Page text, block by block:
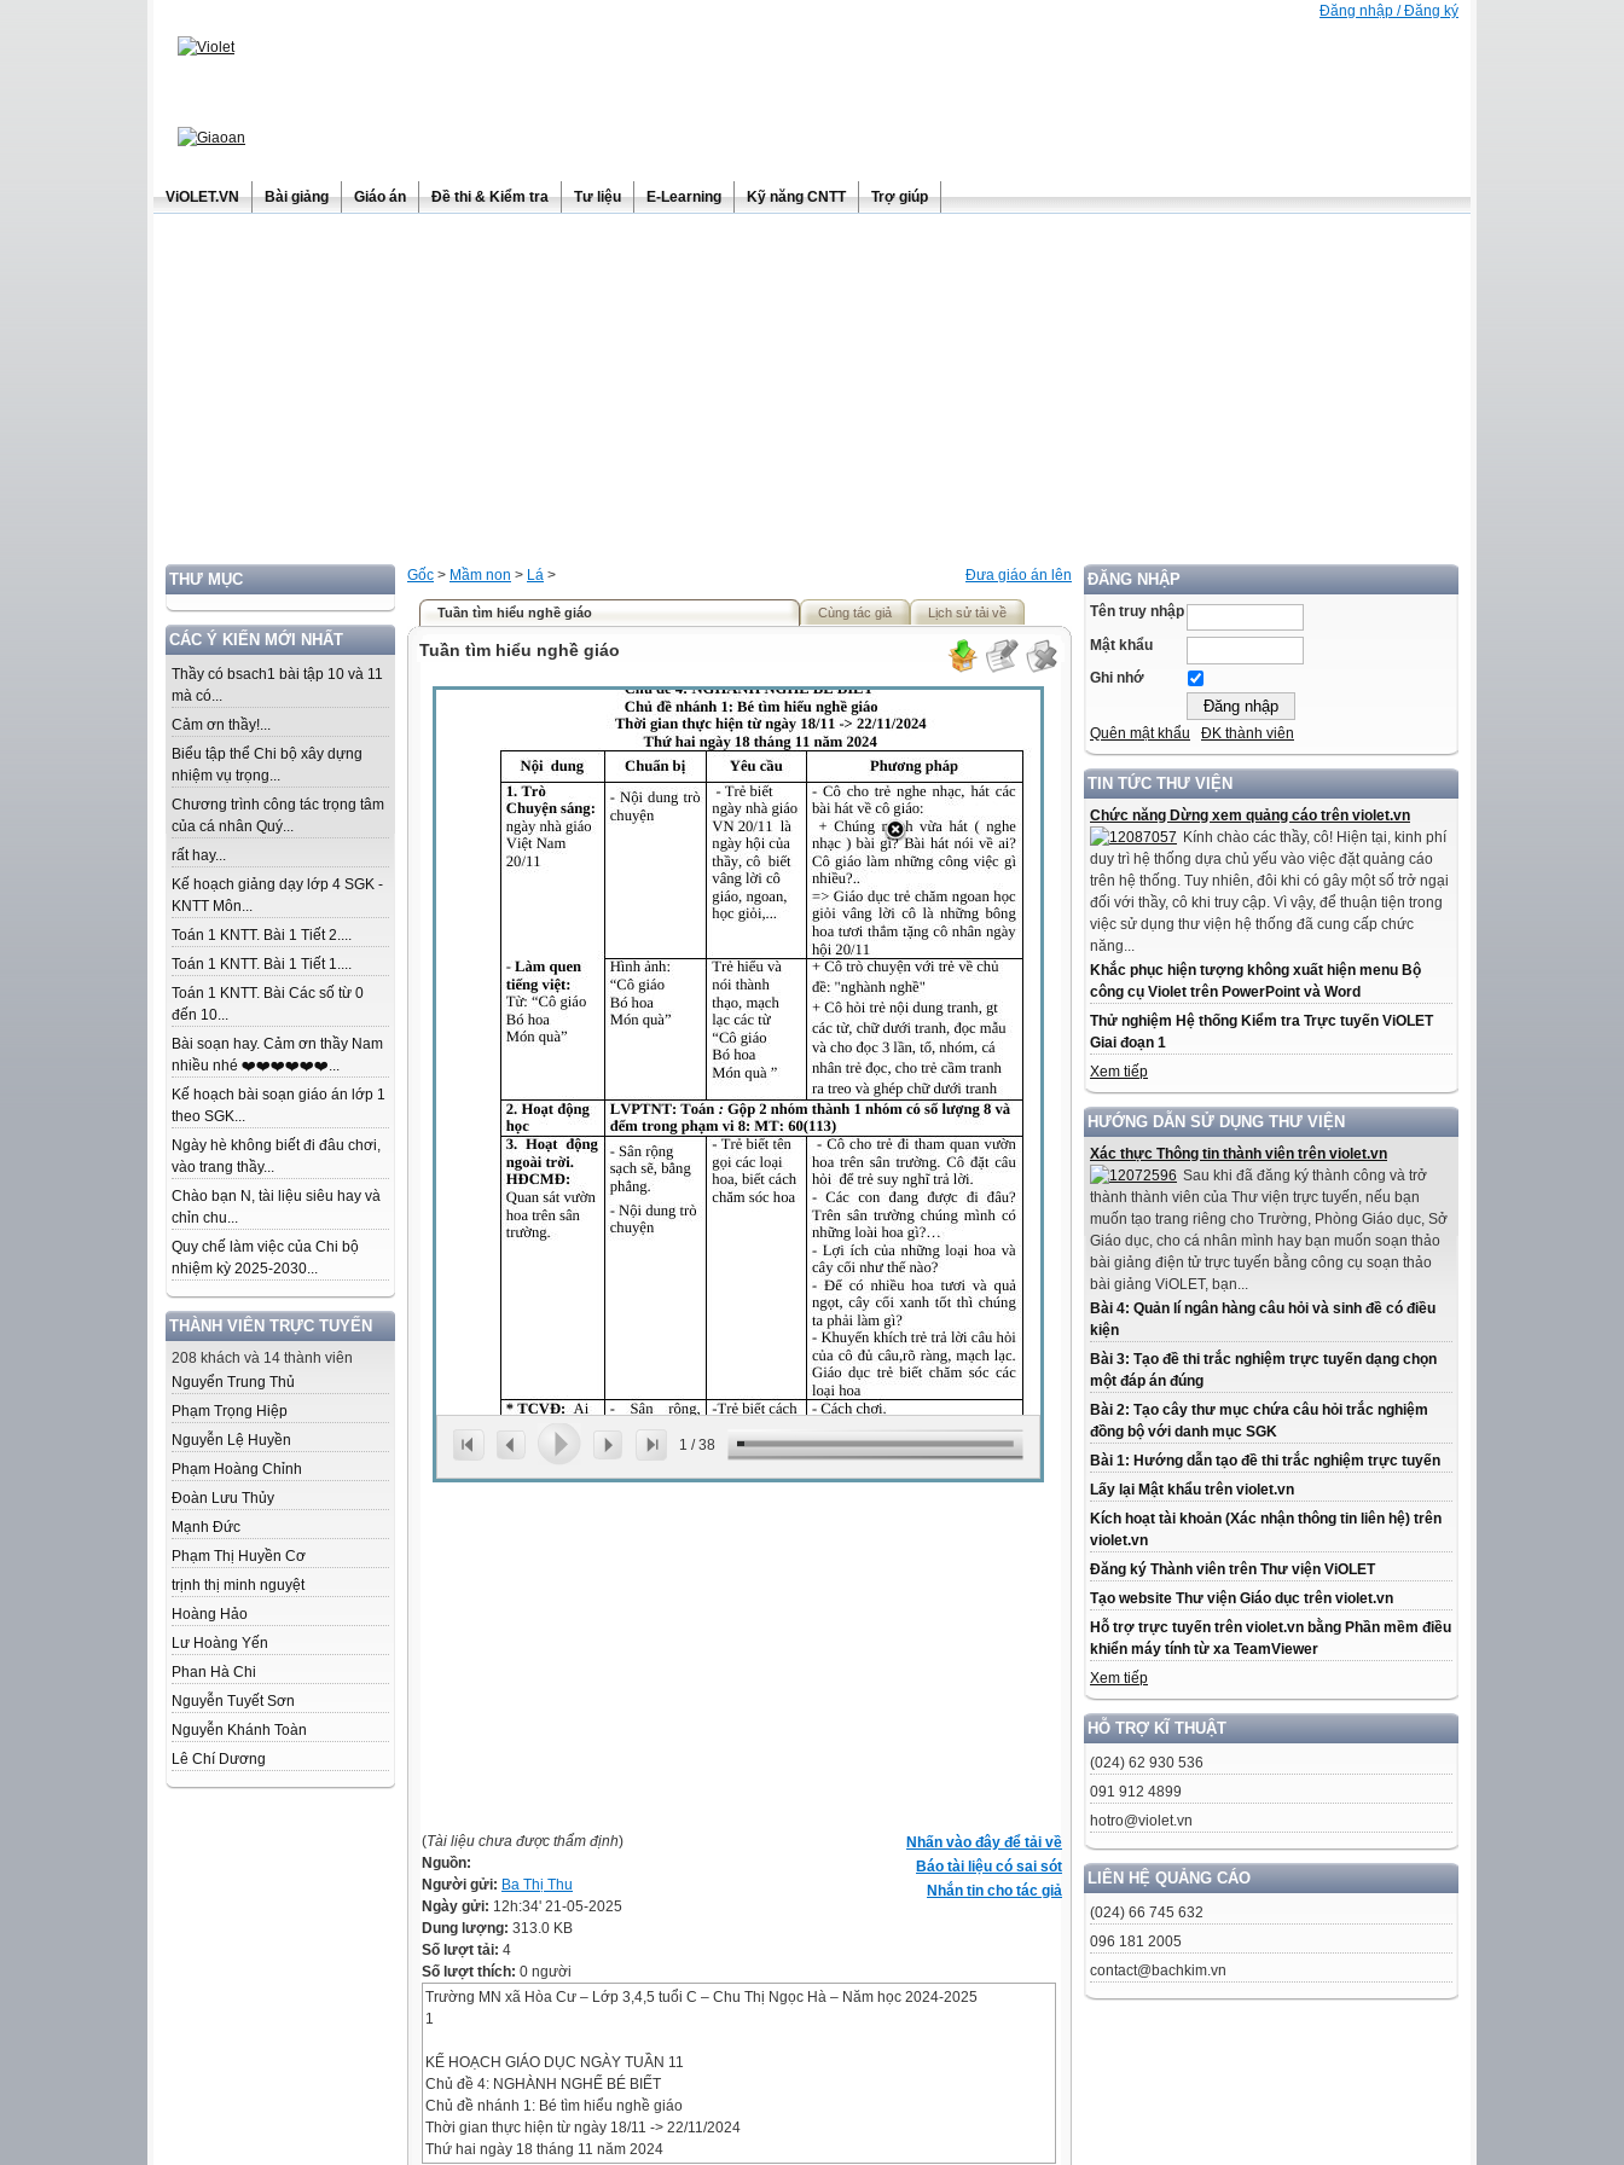
Đăng nhập / Đăng ký
ViOLET.VN Bài giảng Giáo án Đề thi & Kiểm tra Tư liệu E-Learning Kỹ năng CNTT Trợ giúp
THƯ MỤC
CÁC Ý KIẾN MỚI NHẤT
Thầy có bsach1 bài tập 10 và 11
mà có...
Cảm ơn thầy!...
Biểu tập thể Chi bộ xây dựng
nhiệm vụ trọng...
Chương trình công tác trọng tâm
của cá nhân Quý...
rất hay...
Kế hoạch giảng dạy lớp 4 SGK -
KNTT Môn...
Toán 1 KNTT. Bài 1 Tiết 2....
Toán 1 KNTT. Bài 1 Tiết 1....
Toán 1 KNTT. Bài Các số từ 0
đến 10...
Bài soạn hay. Cảm ơn thầy Nam
nhiều nhé ❤️❤️❤️❤️❤️❤️...
Kế hoạch bài soạn giáo án lớp 1
theo SGK...
Ngày hè không biết đi đâu chơi,
vào trang thầy...
Chào bạn N, tài liệu siêu hay và
chỉn chu...
Quy chế làm việc của Chi bộ
nhiệm kỳ 2025-2030...
THÀNH VIÊN TRỰC TUYẾN
208 khách và 14 thành viên
Nguyển Trung Thủ
Phạm Trọng Hiệp
Nguyễn Lệ Huyền
Phạm Hoàng Chỉnh
Đoàn Lưu Thủy
Mạnh Đức
Phạm Thị Huyền Cơ
trịnh thị minh nguyệt
Hoàng Hảo
Lư Hoàng Yến
Phan Hà Chi
Nguyễn Tuyết Sơn
Nguyễn Khánh Toàn
Lê Chí Dương
ĐĂNG NHẬP
Tên truy nhập
Mật khẩu
Ghi nhớ
Quên mật khẩu ĐK thành viên
TIN TỨC THƯ VIỆN
Chức năng Dừng xem quảng cáo trên violet.vn
Kính chào các thầy, cô! Hiện tại, kinh phí
duy trì hệ thống dựa chủ yếu vào việc đặt quảng cáo
trên hệ thống. Tuy nhiên, đôi khi có gây một số trở ngại
đối với thầy, cô khi truy cập. Vì vậy, để thuận tiện trong
việc sử dụng thư viện hệ thống đã cung cấp chức
năng...
Khắc phục hiện tượng không xuất hiện menu Bộ
công cụ Violet trên PowerPoint và Word
Thử nghiệm Hệ thống Kiểm tra Trực tuyến ViOLET
Giai đoạn 1
Xem tiếp
HƯỚNG DẪN SỬ DỤNG THƯ VIỆN
Xác thực Thông tin thành viên trên violet.vn
Sau khi đã đăng ký thành công và trở
thành thành viên của Thư viện trực tuyến, nếu bạn
muốn tạo trang riêng cho Trường, Phòng Giáo dục, Sở
Giáo dục, cho cá nhân mình hay bạn muốn soạn thảo
bài giảng điện tử trực tuyến bằng công cụ soạn thảo
bài giảng ViOLET, bạn...
Bài 4: Quản lí ngân hàng câu hỏi và sinh đề có điều
kiện
Bài 3: Tạo đề thi trắc nghiệm trực tuyến dạng chọn
một đáp án đúng
Bài 2: Tạo cây thư mục chứa câu hỏi trắc nghiệm
đồng bộ với danh mục SGK
Bài 1: Hướng dẫn tạo đề thi trắc nghiệm trực tuyến
Lấy lại Mật khẩu trên violet.vn
Kích hoạt tài khoản (Xác nhận thông tin liên hệ) trên
violet.vn
Đăng ký Thành viên trên Thư viện ViOLET
Tạo website Thư viện Giáo dục trên violet.vn
Hỗ trợ trực tuyến trên violet.vn bằng Phần mềm điều
khiển máy tính từ xa TeamViewer
Xem tiếp
HỖ TRỢ KĨ THUẬT
(024) 62 930 536
091 912 4899
hotro@violet.vn
LIÊN HỆ QUẢNG CÁO
(024) 66 745 632
096 181 2005
contact@bachkim.vn
Đưa giáo án lên
Gốc > Mầm non > Lá >
Tuần tìm hiểu nghề giáo Cùng tác giả Lịch sử tải về
Tuần tìm hiểu nghề giáo
1 /38
Nhấn vào đây để tải về
Báo tài liệu có sai sót
Nhắn tin cho tác giả
(Tài liệu chưa được thẩm định)
Nguồn:
Người gửi: Ba Thị Thu
Ngày gửi: 12h:34' 21-05-2025
Dung lượng: 313.0 KB
Số lượt tải: 4
Số lượt thích: 0 người
Trường MN xã Hòa Cư – Lớp 3,4,5 tuổi C – Chu Thị Ngọc Hà – Năm học 2024-2025
1
KẾ HOẠCH GIÁO DỤC NGÀY TUẦN 11
Chủ đề 4: NGHÀNH NGHẾ BÉ BIẾT
Chủ đề nhánh 1: Bé tìm hiểu nghề giáo
Thời gian thực hiện từ ngày 18/11 -> 22/11/2024
Thứ hai ngày 18 tháng 11 năm 2024